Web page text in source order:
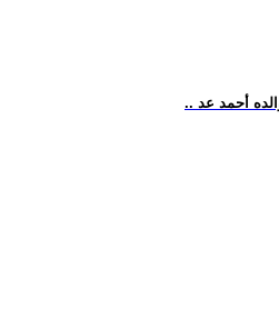
أحمد عد